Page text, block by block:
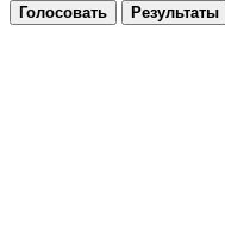
Голосовать Результаты